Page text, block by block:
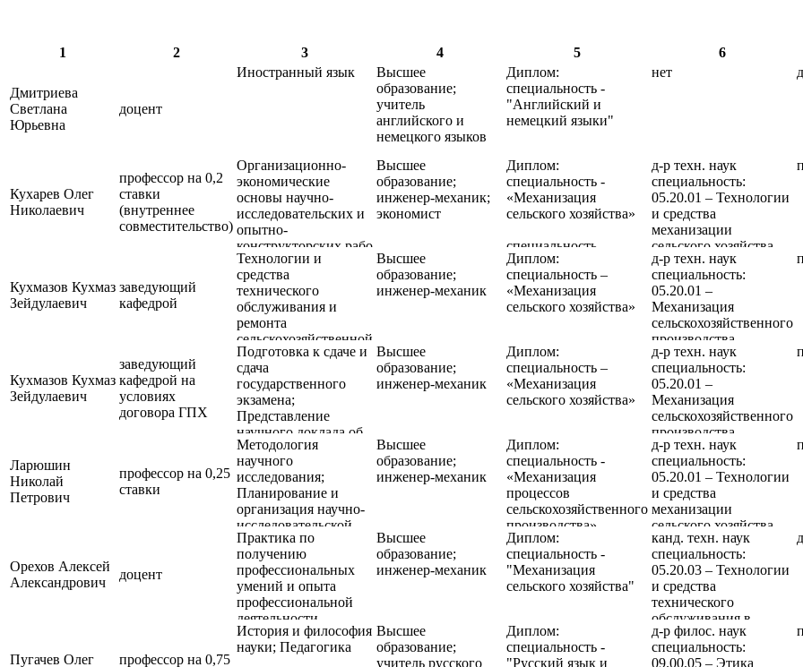
1 2 3 4 5 6
Дмитриева
Светлана
Юрьевна
доцент
Иностранный язык
Высшее
образование;
учитель
английского и
немецкого языков
Диплом:
специальность -
"Английский и
немецкий языки"
нет
Кухарев Олег
Николаевич
профессор на 0,2
ставки
(внутреннее
совместительство)
Организационно-
экономические
основы научно-
исследовательских и
опытно-
конструкторских рабо
Высшее
образование;
инженер-механик;
экономист
Диплом:
специальность -
«Механизация
сельского хозяйства»
специальность -
"Экономика и
управление аграрным
производством"
д-р техн. наук
специальность:
05.20.01 – Технологии
и средства
механизации
сельского хозяйства
Кухмазов Кухмаз
Зейдулаевич
заведующий
кафедрой
Технологии и
средства
технического
обслуживания и
ремонта
сельскохозяйственной
техники
Высшее
образование;
инженер-механик
Диплом:
специальность –
«Механизация
сельского хозяйства»
д-р техн. наук
специальность:
05.20.01 –
Механизация
сельскохозяйственного
производства
Кухмазов Кухмаз
Зейдулаевич
заведующий
кафедрой на
условиях
договора ГПХ
Подготовка к сдаче и
сдача
государственного
экзамена;
Представление
научного доклада об
основных результатах
подготовленной
научно-
квалификационной
работы (диссертации)
Высшее
образование;
инженер-механик
Диплом:
специальность –
«Механизация
сельского хозяйства»
д-р техн. наук
специальность:
05.20.01 –
Механизация
сельскохозяйственного
производства
Ларюшин
Николай
Петрович
профессор на 0,25
ставки
Методология
научного
исследования;
Планирование и
организация научно-
исследовательской
деятельности
Высшее
образование;
инженер-механик
Диплом:
специальность -
«Механизация
процессов
сельскохозяйственного
производства»
д-р техн. наук
специальность:
05.20.01 – Технологии
и средства
механизации
сельского хозяйства
Орехов Алексей
Александрович
доцент
Практика по
получению
профессиональных
умений и опыта
профессиональной
деятельности
(педагогическая
практика); Практика
Высшее
образование;
инженер-механик
Диплом:
специальность -
"Механизация
сельского хозяйства"
канд. техн. наук
специальность:
05.20.03 – Технологии
и средства
технического
обслуживания в
сельском хозяйстве
Пугачев Олег
профессор на 0,75
История и философия
науки; Педагогика
Высшее
образование;
учитель русского
Диплом:
специальность -
"Русский язык и
д-р филос. наук
специальность:
09.00.05 – Этика